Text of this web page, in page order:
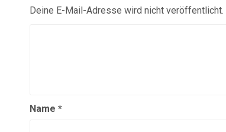
Deine E-Mail-Adresse wird nicht veröffentlicht.
Name *